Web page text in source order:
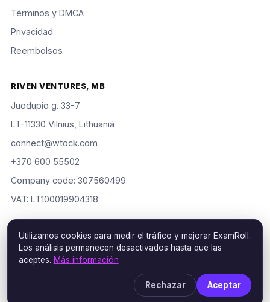
Términos y DMCA
Privacidad
Reembolsos
RIVEN VENTURES, MB
Juodupio g. 33-7
LT-11330 Vilnius, Lithuania
connect@wtock.com
+370 600 55502
Company code: 307560499
VAT: LT100019904318
© 2016–2026 Riven Ventures, MB. Todos los derechos
reservados. ExamRoll is an independent study aid, not affiliated
with or endorsed by the certification vendors named; rights
holders may request removal via ourDMCA policy.
Utilizamos cookies para medir el tráfico y mejorar ExamRoll.
Los análisis permanecen desactivados hasta que las
aceptes. Más información
Rechazar Aceptar